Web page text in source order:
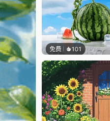
免费 101